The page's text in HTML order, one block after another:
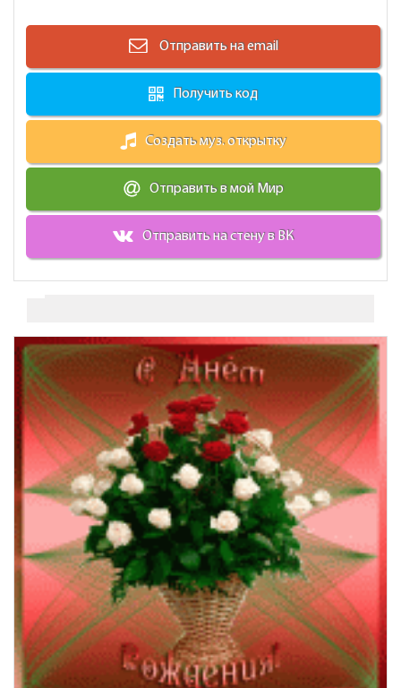
Отправить на email
Получить код
Создать муз. открытку
Отправить в мой Мир
Отправить на стену в ВК